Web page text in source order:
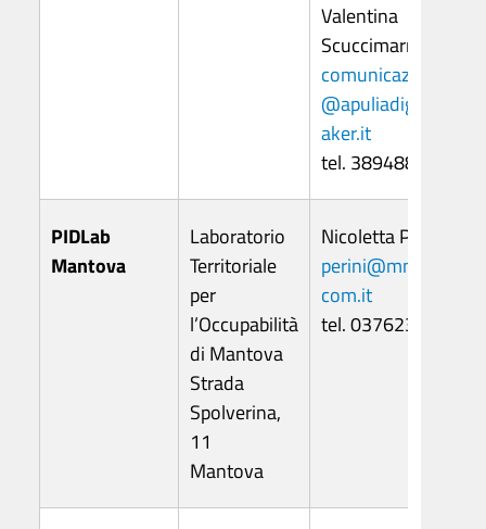
Valentina
Scuccimarra
comunicazione
@apuliadigitalm
aker.it
tel. 3894884258
PIDLab
Mantova
Laboratorio
Territoriale
per
l’Occupabilità
di Mantova
Strada
Spolverina,
11
Mantova
Nicoletta Perini
perini@mn.cam
com.it
tel. 0376234300